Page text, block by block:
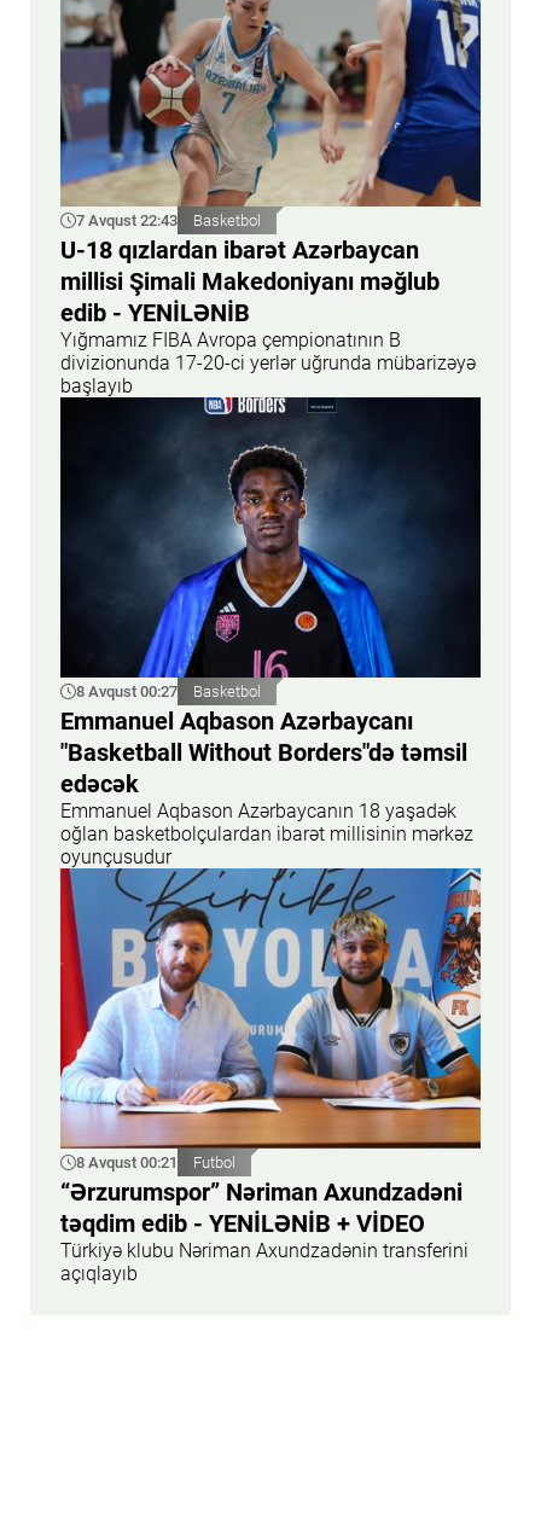
7 Avqust 22:43 Basketbol
U-18 qızlardan ibarət Azərbaycan
millisi Şimali Makedoniyanı məğlub
edib - YENİLƏNİB
Yığmamız FIBA Avropa çempionatının B
divizionunda 17-20-ci yerlər uğrunda mübarizəyə
başlayıb
8 Avqust 00:27 Basketbol
Emmanuel Aqbason Azərbaycanı
"Basketball Without Borders"də təmsil
edəcək
Emmanuel Aqbason Azərbaycanın 18 yaşadək
oğlan basketbolçulardan ibarət millisinin mərkəz
oyunçusudur
8 Avqust 00:21 Futbol
“Ərzurumspor” Nəriman Axundzadəni
təqdim edib - YENİLƏNİB + VİDEO
Türkiyə klubu Nəriman Axundzadənin transferini
açıqlayıb